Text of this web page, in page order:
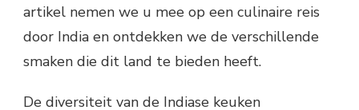
artikel nemen we u mee op een culinaire reis
door India en ontdekken we de verschillende
smaken die dit land te bieden heeft.
De diversiteit van de Indiase keuken